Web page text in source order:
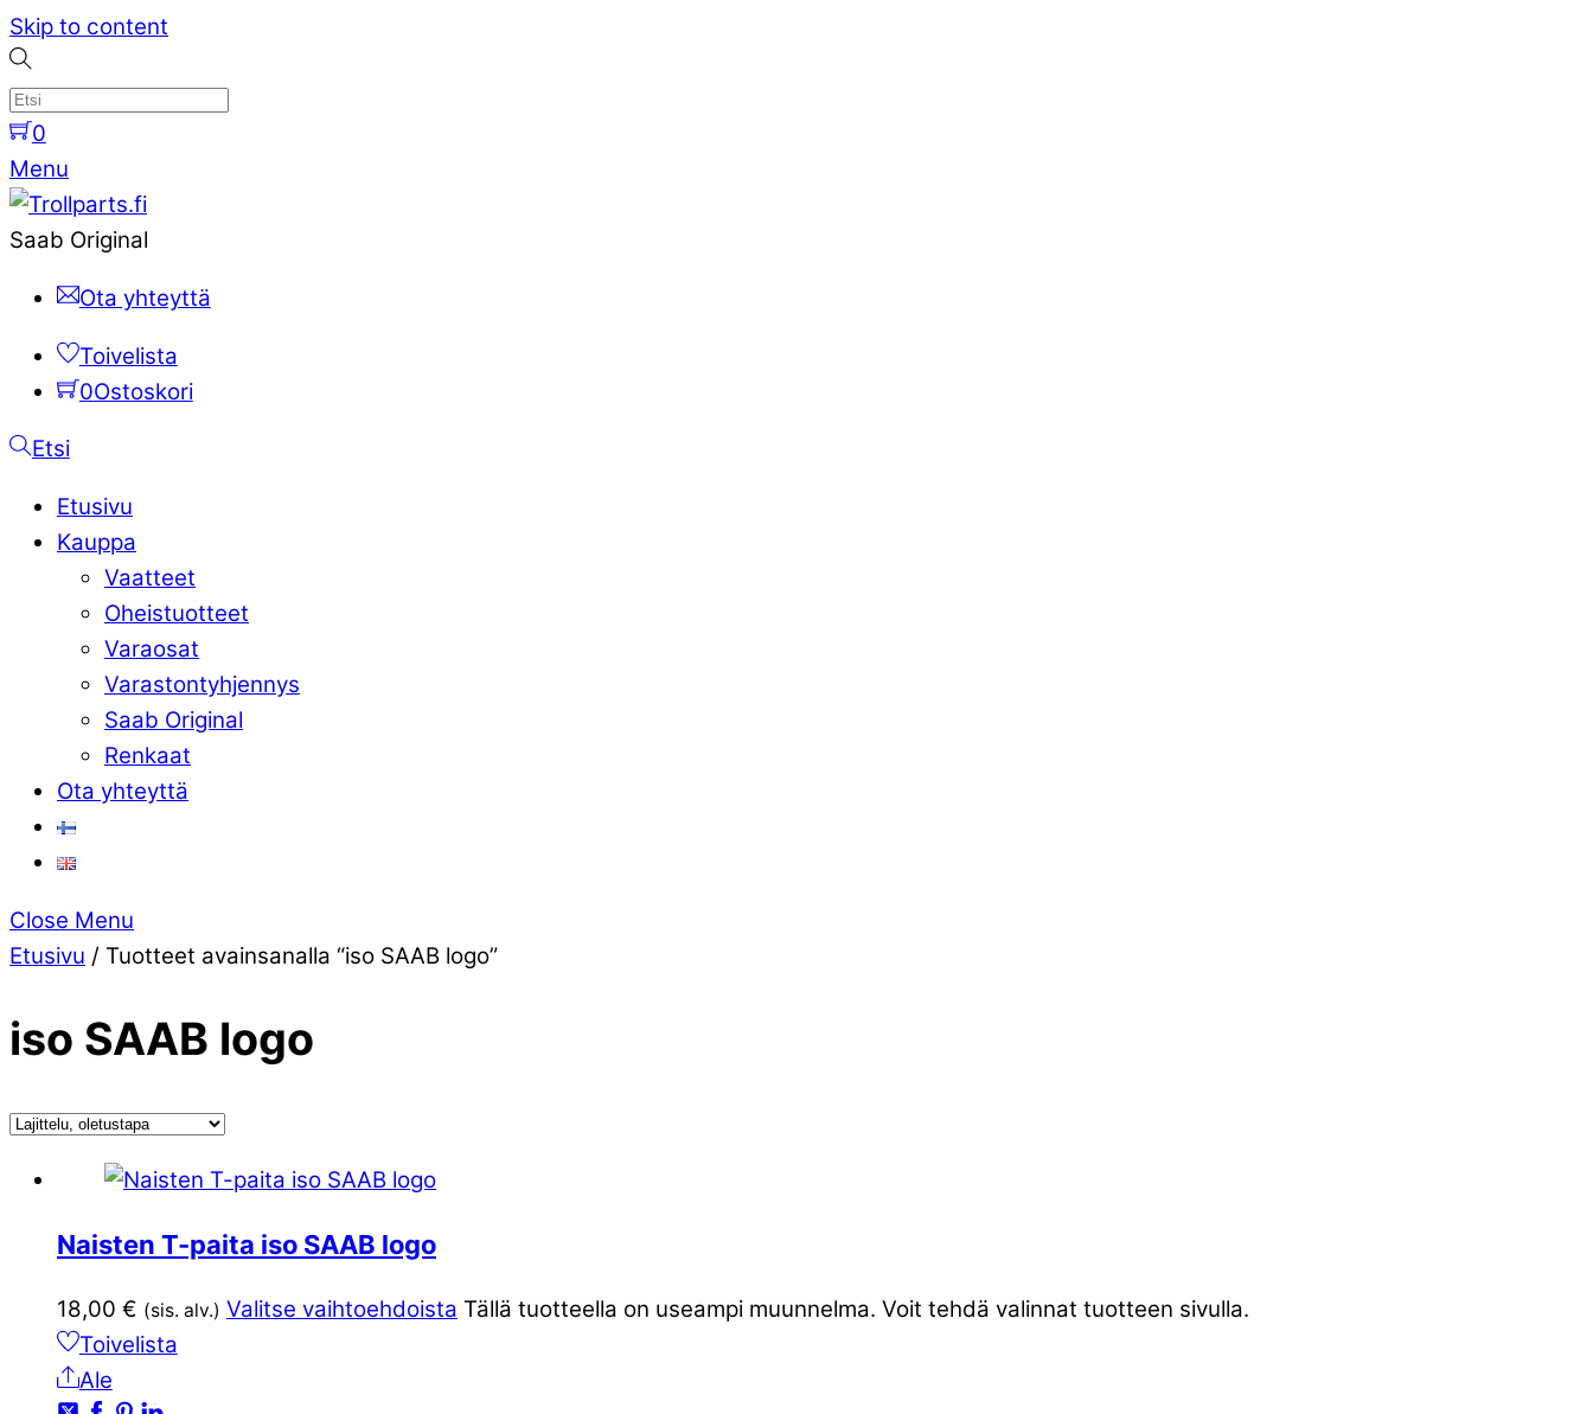
Skip to content
0
Menu
Saab Original
Ota yhteyttä
Toivelista
0Ostoskori
Etsi
Etusivu
Kauppa
Vaatteet
Oheistuotteet
Varaosat
Varastontyhjennys
Saab Original
Renkaat
Ota yhteyttä
Close Menu
Etusivu / Tuotteet avainsanalla “iso SAAB logo”
iso SAAB logo
Naisten T-paita iso SAAB logo
18,00 € (sis. alv.) Valitse vaihtoehdoista Tällä tuotteella on useampi muunnelma. Voit tehdä valinnat tuotteen sivulla.
Toivelista
Ale